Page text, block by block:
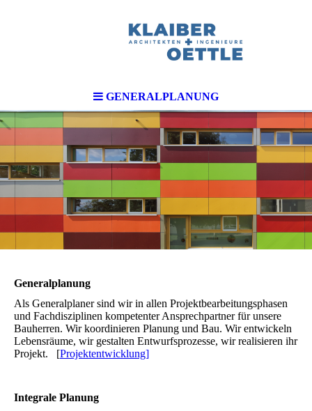
GENERALPLANUNG
Generalplanung
Als Generalplaner sind wir in allen Projektbearbeitungsphasen
und Fachdisziplinen kompetenter Ansprechpartner für unsere
Bauherren. Wir koordinieren Planung und Bau. Wir entwickeln
Lebensräume, wir gestalten Entwurfsprozesse, wir realisieren ihr
Projekt. [Projektentwicklung]
Integrale Planung